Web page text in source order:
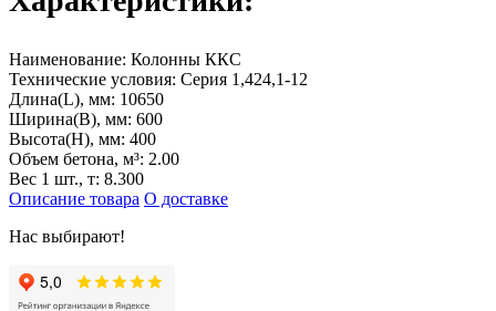
Наименование: Колонны ККС
Технические условия: Серия 1,424,1-12
Длина(L), мм: 10650
Ширина(B), мм: 600
Высота(H), мм: 400
Объем бетона, м³: 2.00
Вес 1 шт., т: 8.300
Описание товара О доставке
Нас выбирают!